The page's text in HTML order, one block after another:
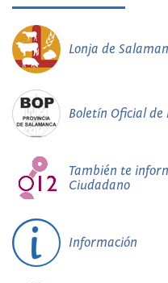
Lonja de
Boletín Oficial de
También te
Ciudadano
Información